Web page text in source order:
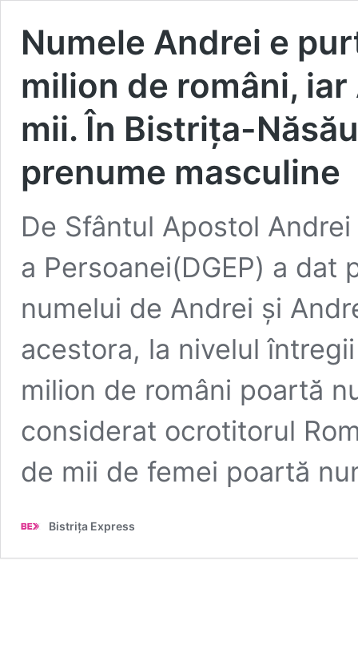
Numele Andrei e
milion de români,
mii. În Bistrița-
prenume masculine
De Sfântul Apostol
a Persoanei(DGEP) a
numelui de Andrei și
acestora, la nivelul
milion de români poartă
considerat ocrotitorul
de mii de femei poartă
Bistrița Express